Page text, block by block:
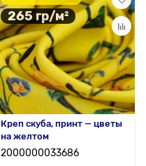
265 гр/м²
Креп скуба, принт — цветы
на желтом
2000000033686